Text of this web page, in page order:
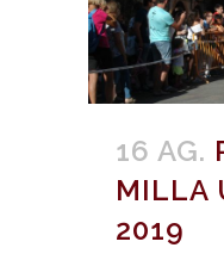
16 AG.
MILLA
2019